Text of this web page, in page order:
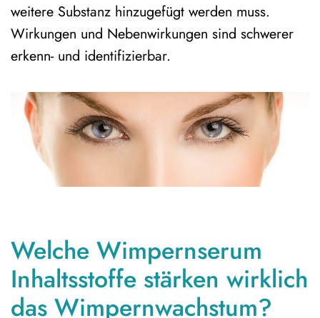
weitere Substanz hinzugefügt werden muss.
Wirkungen und Nebenwirkungen sind schwerer
erkenn- und identifizierbar.
Welche Wimpernserum
Inhaltsstoffe stärken wirklich
das Wimpernwachstum?